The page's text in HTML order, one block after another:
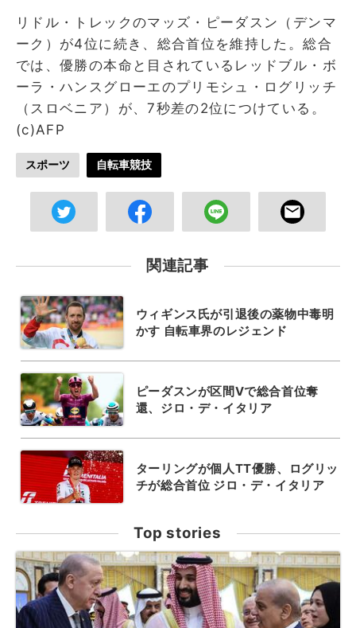
リドル・トレックのマッズ・ピーダスン（デンマ
ーク）が4位に続き、総合首位を維持した。総合
では、優勝の本命と目されているレッドブル・ボ
ーラ・ハンスグローエのプリモシュ・ログリッチ
（スロベニア）が、7秒差の2位につけている。
(c)AFP
スポーツ 自転車競技
関連記事
ウィギンス氏が引退後の薬物中毒明
かす 自転車界のレジェンド
ピーダスンが区間Vで総合首位奪
還、ジロ・デ・イタリア
ターリングが個人TT優勝、ログリッ
チが総合首位 ジロ・デ・イタリア
Top stories